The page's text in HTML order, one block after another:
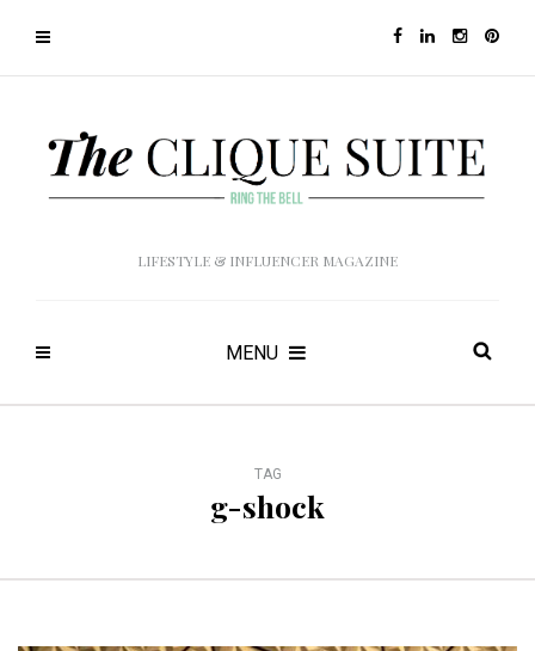
LIFESTYLE & INFLUENCER MAGAZINE
MENU
TAG
g-shock